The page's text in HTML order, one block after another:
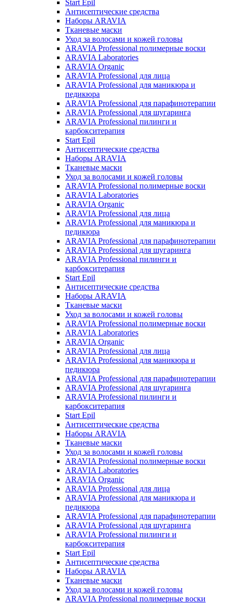
Start Epil
Антисептические средства
Наборы ARAVIA
Тканевые маски
Уход за волосами и кожей головы
ARAVIA Professional полимерные воски
ARAVIA Laboratories
ARAVIA Organic
ARAVIA Professional для лица
ARAVIA Professional для маникюра и
педикюра
ARAVIA Professional для парафинотерапии
ARAVIA Professional для шугаринга
ARAVIA Professional пилинги и
карбокситерапия
Start Epil
Антисептические средства
Наборы ARAVIA
Тканевые маски
Уход за волосами и кожей головы
ARAVIA Professional полимерные воски
ARAVIA Laboratories
ARAVIA Organic
ARAVIA Professional для лица
ARAVIA Professional для маникюра и
педикюра
ARAVIA Professional для парафинотерапии
ARAVIA Professional для шугаринга
ARAVIA Professional пилинги и
карбокситерапия
Start Epil
Антисептические средства
Наборы ARAVIA
Тканевые маски
Уход за волосами и кожей головы
ARAVIA Professional полимерные воски
ARAVIA Laboratories
ARAVIA Organic
ARAVIA Professional для лица
ARAVIA Professional для маникюра и
педикюра
ARAVIA Professional для парафинотерапии
ARAVIA Professional для шугаринга
ARAVIA Professional пилинги и
карбокситерапия
Start Epil
Антисептические средства
Наборы ARAVIA
Тканевые маски
Уход за волосами и кожей головы
ARAVIA Professional полимерные воски
ARAVIA Laboratories
ARAVIA Organic
ARAVIA Professional для лица
ARAVIA Professional для маникюра и
педикюра
ARAVIA Professional для парафинотерапии
ARAVIA Professional для шугаринга
ARAVIA Professional пилинги и
карбокситерапия
Start Epil
Антисептические средства
Наборы ARAVIA
Тканевые маски
Уход за волосами и кожей головы
ARAVIA Professional полимерные воски